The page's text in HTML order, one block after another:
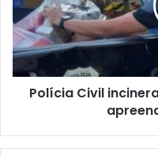
tonelada
de
drogas
apreendida
em
AraxáPolícia Civil